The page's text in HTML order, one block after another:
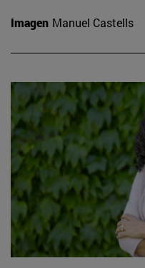
Imagen Manuel Castells